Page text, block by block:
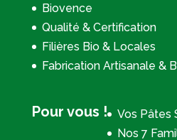
Biovence
Qualité & Certification
Filières Bio & Locales
Fabrication Artisanale &
Pour vous !
Vos Pâtes
Nos 7